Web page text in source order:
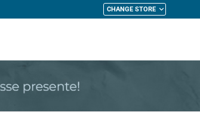
CHANGE STORE